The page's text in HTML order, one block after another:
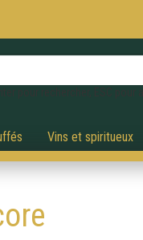
Vins et spiritueux